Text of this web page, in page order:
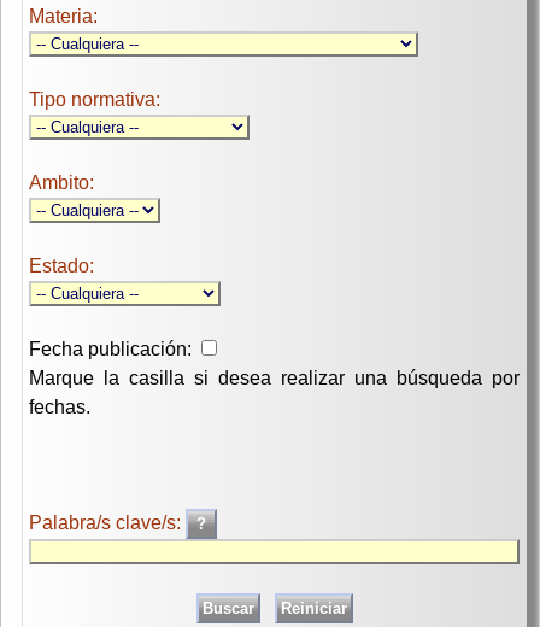
Materia:
Tipo normativa:
Ambito:
Estado:
Fecha publicación:
Marque la casilla si desea realizar una búsqueda por
fechas.
Palabra/s clave/s: